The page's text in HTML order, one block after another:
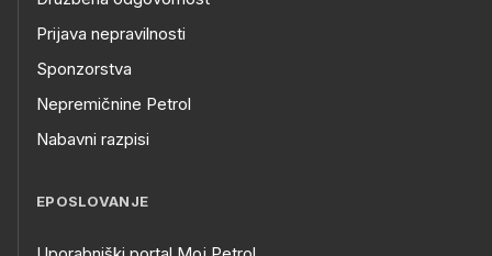
Prijava nepravilnosti
Sponzorstva
Nepremičnine Petrol
Nabavni razpisi
EPOSLOVANJE